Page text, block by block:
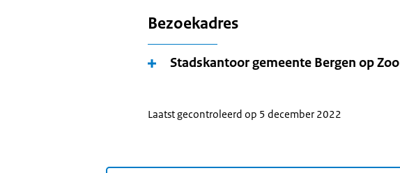
Bezoekadres
Stadskantoor gemeente Bergen op
Laatst gecontroleerd op 5 december 2022